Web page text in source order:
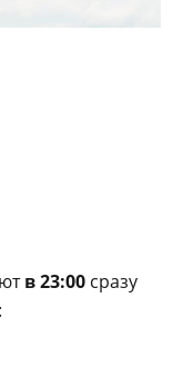
в 23:00 сразу